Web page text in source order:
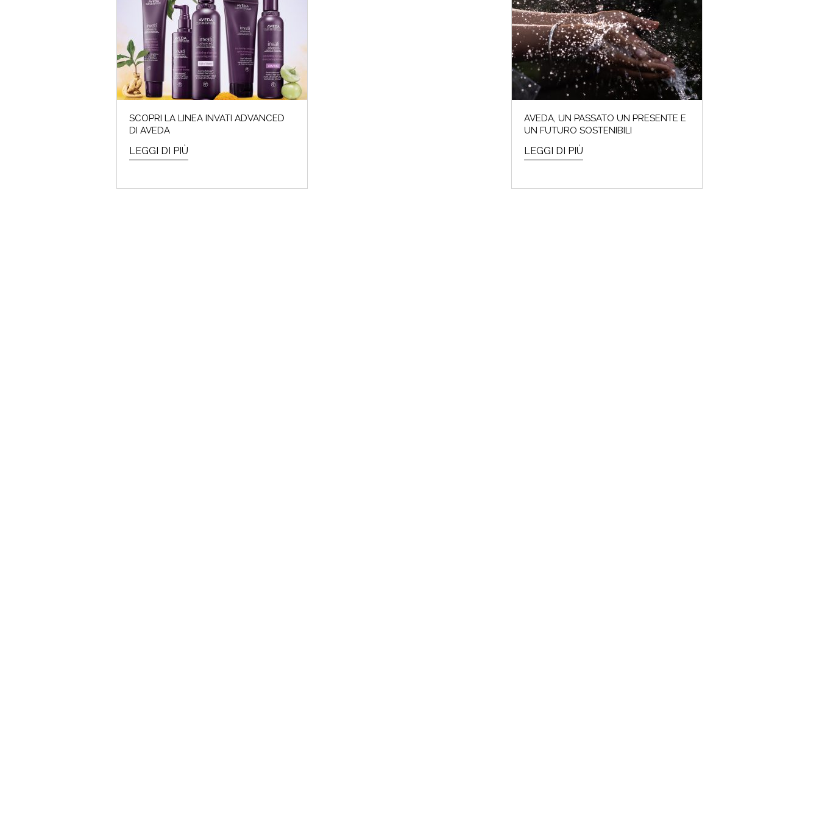
I saldi invernali del 2024 sono iniziati e noi Beauty Addicted non vedevamo l’ora!
SCOPRI LA LINEA INVATI ADVANCED
DI AVEDA
LEGGI DI PIÙ
AVEDA, UN PASSATO UN PRESENTE E
UN FUTURO SOSTENIBILI
LEGGI DI PIÙ